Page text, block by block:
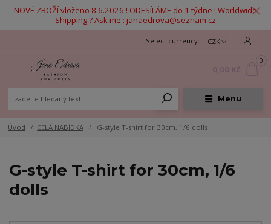
NOVÉ ZBOŽÍ vloženo 8.6.2026 ! ODESÍLÁME do 1 týdne ! Worldwide
Shipping ? Ask me : janaedrova@seznam.cz
Menu
CZK
0
Úvod CELÁ NABÍDKA G-style T-shirt for 30cm, 1/6 dolls
G-style T-shirt for 30cm, 1/6
dolls